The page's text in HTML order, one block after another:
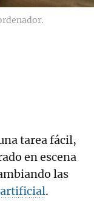
tarea fácil,
en escena
las
.